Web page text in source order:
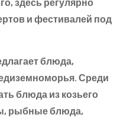
и фестивалей под
блюда,
Среди
блюда из козьего
рыбные блюда,